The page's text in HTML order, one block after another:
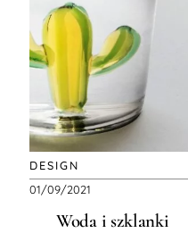
DESIGN
01/09/2021
Woda i szklanki